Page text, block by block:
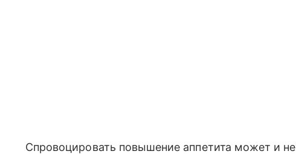
Cпровоцировать повышение аппетита может и